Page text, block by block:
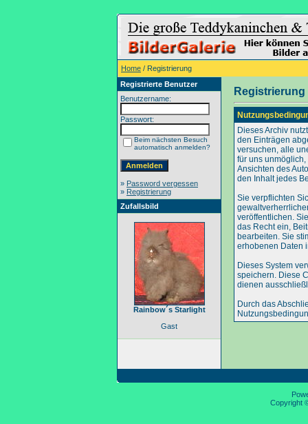
Home / Registrierung
Registrierte Benutzer
Benutzername:
Passwort:
Beim nächsten Besuch
automatisch anmelden?
» Password vergessen
» Registrierung
Zufallsbild
Rainbow´s Starlight
Gast
Registrierung
Dieses Archiv
den Einträgen
versuchen, alle
für uns
Ansichten des
den Inhalt jedes
Sie verpflichten
veröffentlichen.
das Recht ein,
bearbeiten. Sie
erhobenen Daten
Dieses System
speichern. Diese
dienen
Durch das
Copyright